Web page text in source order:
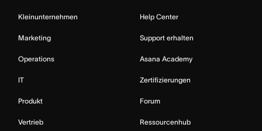
Kleinunternehmen
Marketing
Operations
IT
Produkt
Vertrieb
Help Center
Support erhalten
Asana Academy
Zertifizierungen
Forum
Ressourcenhub